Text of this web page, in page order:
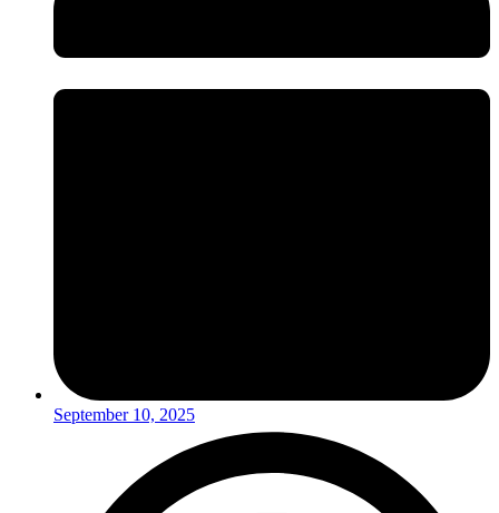
September 10, 2025